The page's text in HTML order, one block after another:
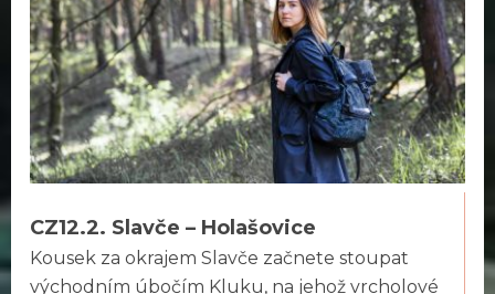
CZ12.2. Slavče – Holašovice
Kousek za okrajem Slavče začnete stoupat
východním úbočím Kluku, na jehož vrcholové